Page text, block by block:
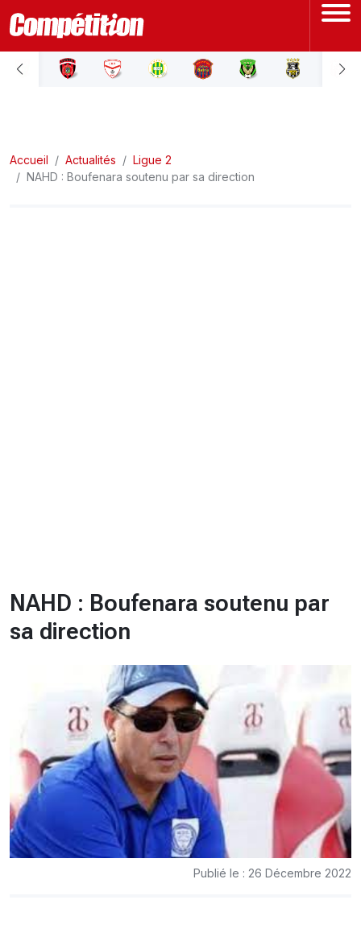
ACCUEIL
LIGUE 2
Accueil Actualités
Ligue 2
NAHD : Boufenara soutenu par sa direction
NAHD : Boufenara soutenu par
sa direction
Publié le : 26 Décembre 2022